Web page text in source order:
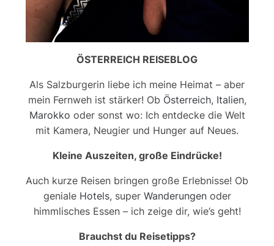
ÖSTERREICH REISEBLOG
Als Salzburgerin liebe ich meine Heimat – aber
mein Fernweh ist stärker! Ob Österreich, Italien,
Marokko oder sonst wo: Ich entdecke die Welt
mit Kamera, Neugier und Hunger auf Neues.
Kleine Auszeiten, große Eindrücke!
Auch kurze Reisen bringen große Erlebnisse! Ob
geniale Hotels, super Wanderungenoder
himmlisches Essen – ich zeige dir, wie’s geht!
Brauchst du Reisetipps?